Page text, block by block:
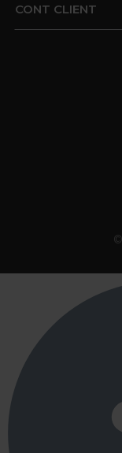
CONT CLIENT